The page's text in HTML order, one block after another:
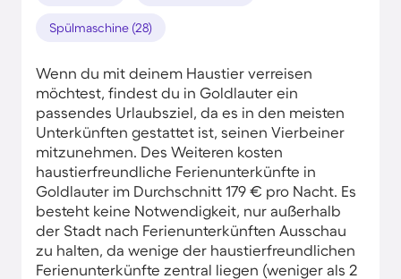
Spülmaschine (28)
Wenn du mit deinem Haustier verreisen
möchtest, findest du in Goldlauter ein
passendes Urlaubsziel, da es in den meisten
Unterkünften gestattet ist, seinen Vierbeiner
mitzunehmen. Des Weiteren kosten
haustierfreundliche Ferienunterkünfte in
Goldlauter im Durchschnitt 179 € pro Nacht. Es
besteht keine Notwendigkeit, nur außerhalb
der Stadt nach Ferienunterkünften Ausschau
zu halten, da wenige der haustierfreundlichen
Ferienunterkünfte zentral liegen (weniger als 2